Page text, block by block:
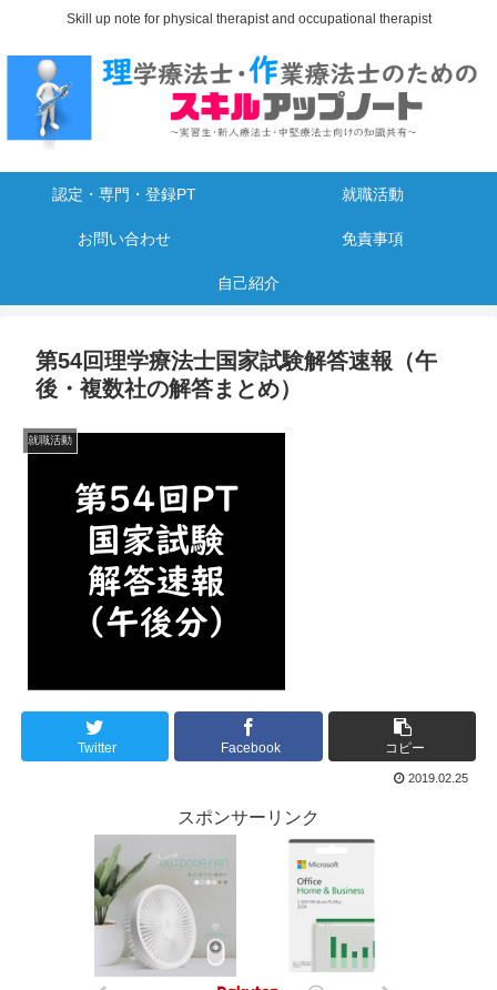
Skill up note for physical therapist and occupational therapist
認定・専門・登録PT 就職活動
お問い合わせ 免責事項
自己紹介
第54回理学療法士国家試験解答速報（午
後・複数社の解答まとめ）
就職活動
Twitter Facebook コピー
2019.02.25
スポンサーリンク